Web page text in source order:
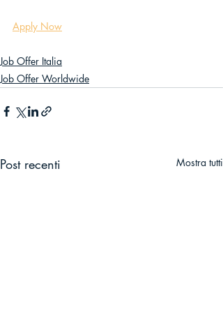
Apply Now
Job Offer Italia
Job Offer Worldwide
Post recenti Mostra tutti